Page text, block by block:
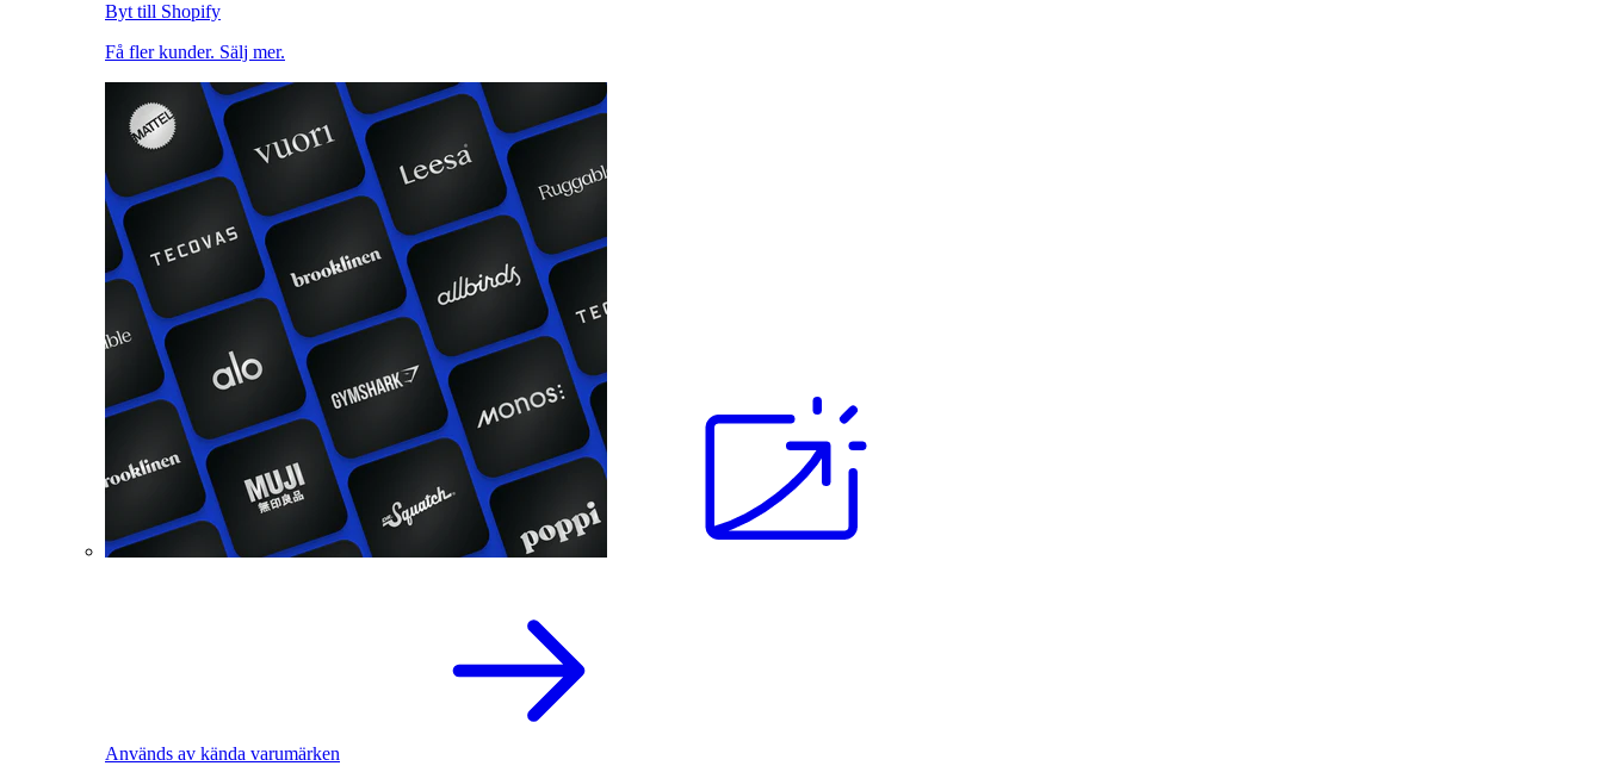
Byt till Shopify
Få fler kunder. Sälj mer.
Används av kända varumärken